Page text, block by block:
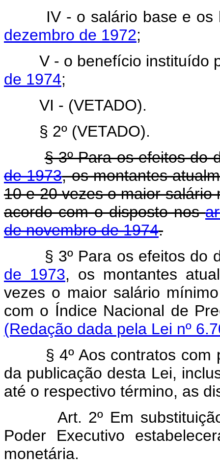
IV - o salário base e
dezembro de 1972;
V - o benefício instituído
de 1974;
VI - (VETADO).
§ 2º (VETADO).
§ 3º Para os efeitos do
de 1973, os montantes
10 e 20 vezes o maior
acordo com o disposto nos
de novembro de 1974.
§ 3º Para os efeitos do
de 1973, os montantes
vezes o maior salário
com o Índice
(Redação dada pela Lei nº
§ 4º Aos contratos
da publicação desta Lei,
até o respectivo término, as
Art. 2º Em
Poder Executivo
monetária.